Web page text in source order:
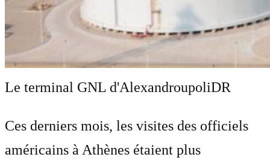
Le terminal GNL d'AlexandroupoliDR
Ces derniers mois, les visites des officiels
américains à Athènes étaient plus